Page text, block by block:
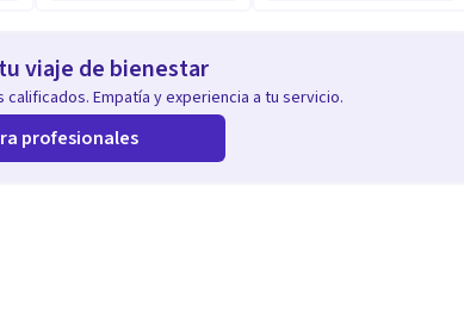
viaje de bienestar
Empatía y experiencia a tu servicio.
profesionales